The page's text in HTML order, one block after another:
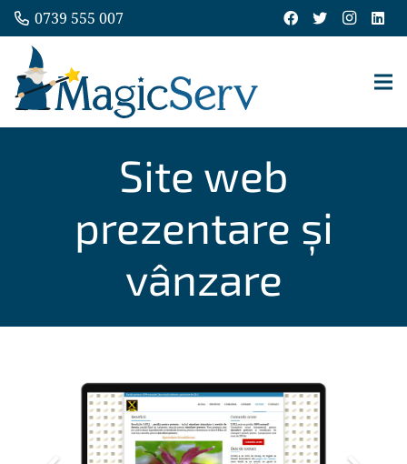
0739 555 007
Site web
prezentare și
vânzare